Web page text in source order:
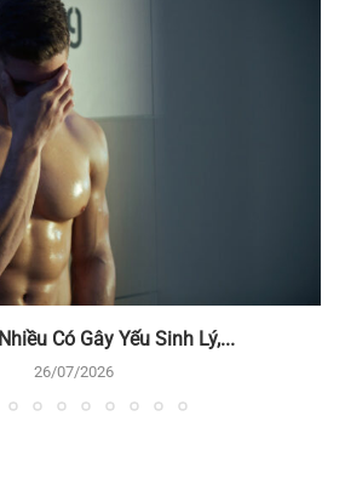
Có Gây Yếu Sinh Lý,...
26/07/2026